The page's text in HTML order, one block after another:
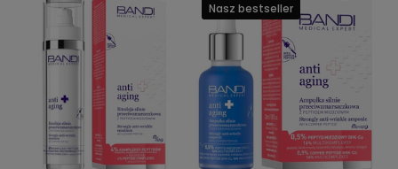
Nasz bestseller